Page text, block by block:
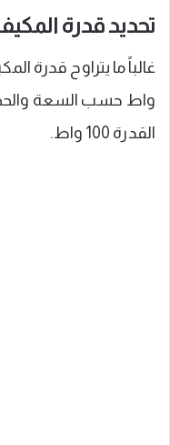
تحديد قدرة
واط حسب السعة
القدرة 100 واط.